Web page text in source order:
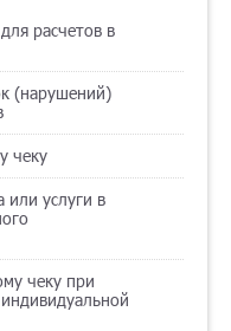
расчетов в
(нарушений)
чеку
или услуги в
чеку при